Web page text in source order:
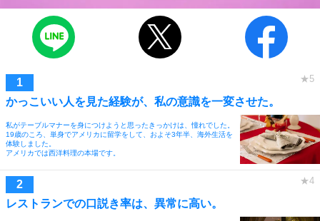
かっこいい人を見た経験が、私の意識を一変させた。
私がテーブルマナーを身につけようと思ったきっかけは、憧れでした。
19歳のころ、単身でアメリカに留学をして、およそ3年半、海外生活を
体験しました。
アメリカでは西洋料理の本場です。
レストランでの口説き率は、異常に高い。